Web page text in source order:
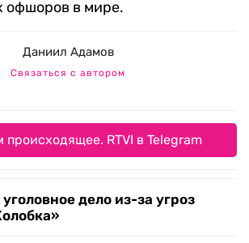
офшоров в мире.
Даниил Адамов
Связаться с автором
происходящее. RTVI в Telegram
дело из-за угроз